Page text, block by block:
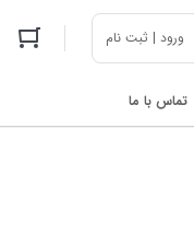
ورود | ثبت نام
تماس با ما